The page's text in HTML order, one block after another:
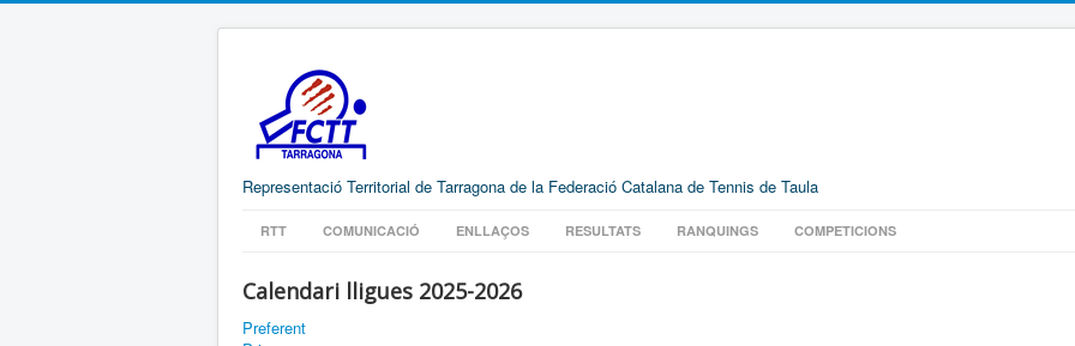
Representació Territorial de Tarragona de la Federació Catalana de Tennis de Taula
RTT COMUNICACIÓ ENLLAÇOS RESULTATS RANQUINGS COMPETICIONS
Calendari lligues 2025-2026
Preferent